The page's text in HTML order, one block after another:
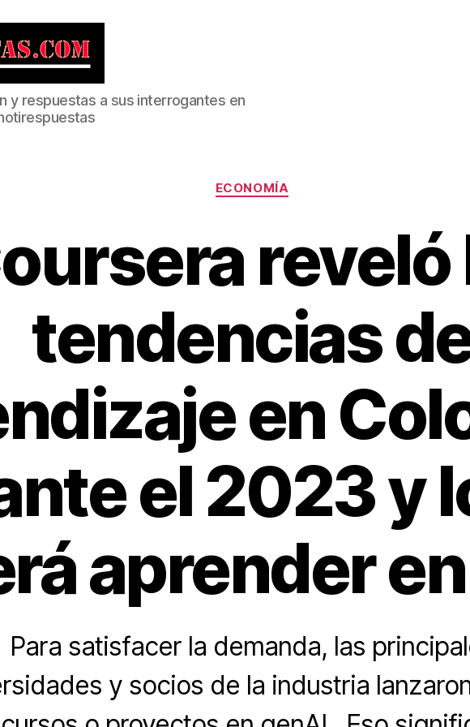
y respuestas a sus interrogantes en
Categorías
ECONOMÍA
reveló
tendencias
en
el 2023 y
aprender
Para satisfacer la demanda, las
y socios de la industria